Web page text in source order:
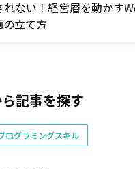
れない！経営層を動かす
の立て方
記事を探す
ログラミングスキル